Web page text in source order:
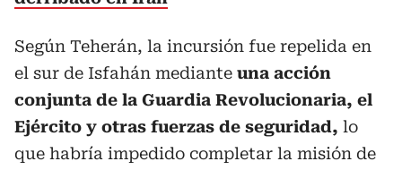
Según Teherán, la incursión fue repelida en
el sur de Isfahán mediante una acción
conjunta de la Guardia Revolucionaria, el
Ejército y otras fuerzas de seguridad, lo
que habría impedido completar la misión de